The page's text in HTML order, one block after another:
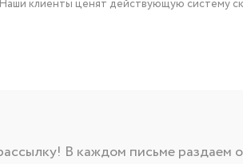
клиенты ценят действующую систему
В каждом письме раздаем